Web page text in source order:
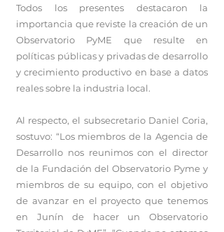
Todos los presentes destacaron la
importancia que reviste la creación de un
Observatorio PyME que resulte en
políticas públicas y privadas de desarrollo
y crecimiento productivo en base a datos
reales sobre la industria local.
Al respecto, el subsecretario Daniel Coria,
sostuvo: “Los miembros de la Agencia de
Desarrollo nos reunimos con el director
de la Fundación del Observatorio Pyme y
miembros de su equipo, con el objetivo
de avanzar en el proyecto que tenemos
en Junín de hacer un Observatorio